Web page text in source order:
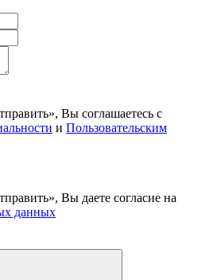
Вы соглашаетесь с
и Пользовательским
Вы даете согласие на
данных